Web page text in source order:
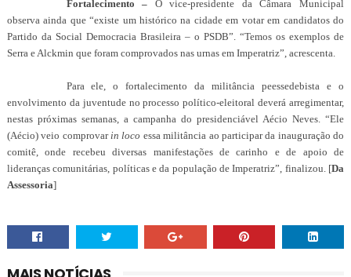
Fortalecimento – O vice-presidente da Câmara Municipal
observa ainda que “existe um histórico na cidade em votar em candidatos do
Partido da Social Democracia Brasileira – o PSDB”. “Temos os exemplos de
Serra e Alckmin que foram comprovados nas urnas em Imperatriz”, acrescenta.
Para ele, o fortalecimento da militância peessedebista e o
envolvimento da juventude no processo político-eleitoral deverá arregimentar,
nestas próximas semanas, a campanha do presidenciável Aécio Neves. “Ele
(Aécio) veio comprovar in loco essa militância ao participar da inauguração do
comitê, onde recebeu diversas manifestações de carinho e de apoio de
lideranças comunitárias, políticas e da população de Imperatriz”, finalizou. [Da
Assessoria]